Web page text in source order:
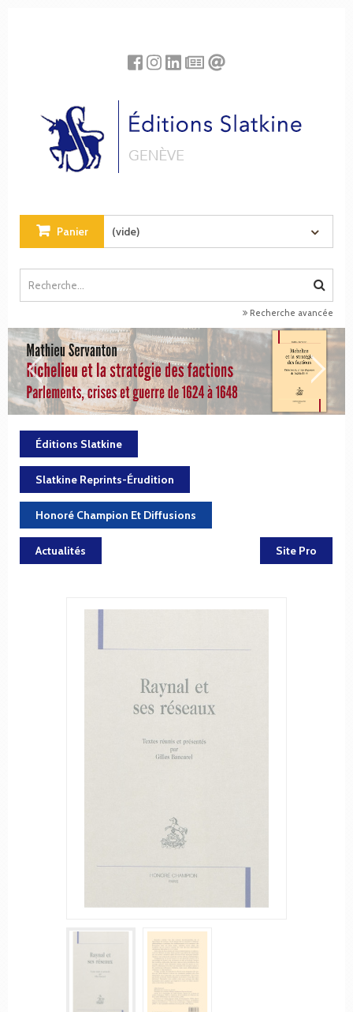
Panier (vide)
Recherche avancée
Éditions Slatkine
Slatkine Reprints-Érudition
Honoré Champion Et Diffusions
Actualités Site Pro